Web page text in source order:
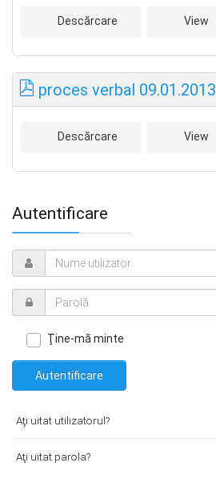
Descărcare View
proces verbal 09.01.2013
Descărcare View
Autentificare
Ţine-mă minte
Autentificare
Aţi uitat utilizatorul?
Aţi uitat parola?